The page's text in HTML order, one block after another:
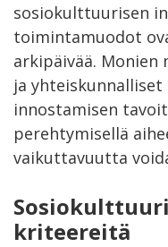
sosiokulttuurisen
toimintamuodot
arkipäivää. Monien
ja
innostamisen
perehtymisellä
vaikuttavuutta
kriteereitä